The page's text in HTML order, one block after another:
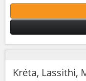
Kréta, Lassithi,